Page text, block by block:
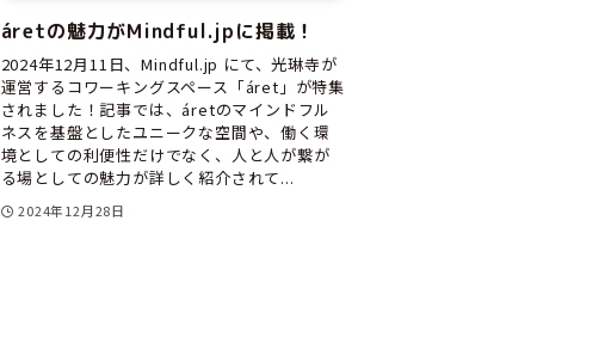
áretの魅力がMindful.jpに掲載！
2024年12月11日、Mindful.jp にて、光琳寺が
運営するコワーキングスペース「áret」が特集
されました！記事では、áretのマインドフル
ネスを基盤としたユニークな空間や、働く環
境としての利便性だけでなく、人と人が繋が
る場としての魅力が詳しく紹介されて...
2024年12月28日